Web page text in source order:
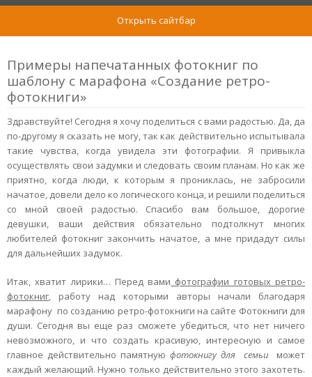
Открыть сайтбар
Примеры напечатанных фотокниг по
шаблону с марафона «Создание ретро-
фотокниги»
Здравствуйте! Сегодня я хочу поделиться с вами радостью. Да, да
по-другому я сказать не могу, так как действительно испытывала
такие чувства, когда увидела эти фотографии. Я привыкла
осуществлять свои задумки и следовать своим планам. Но как же
приятно, когда люди, к которым я прониклась, не забросили
начатое, довели дело ко логического конца, и решили поделиться
со мной своей радостью. Спасибо вам большое, дорогие
девушки, ваши действия обязательно подтолкнут многих
любителей фотокниг закончить начатое, а мне придадут силы
для дальнейших задумок.
Итак, хватит лирики… Перед вами фотографии готовых ретро-
фотокниг, работу над которыми авторы начали благодаря
марафону по созданию ретро-фотокниги на сайте Фотокниги для
души. Сегодня вы еще раз сможете убедиться, что нет ничего
невозможного, и что создать красивую, интересную и самое
главное действительно памятную фотокнигу для семьи может
каждый желающий. Нужно только действительно этого захотеть.